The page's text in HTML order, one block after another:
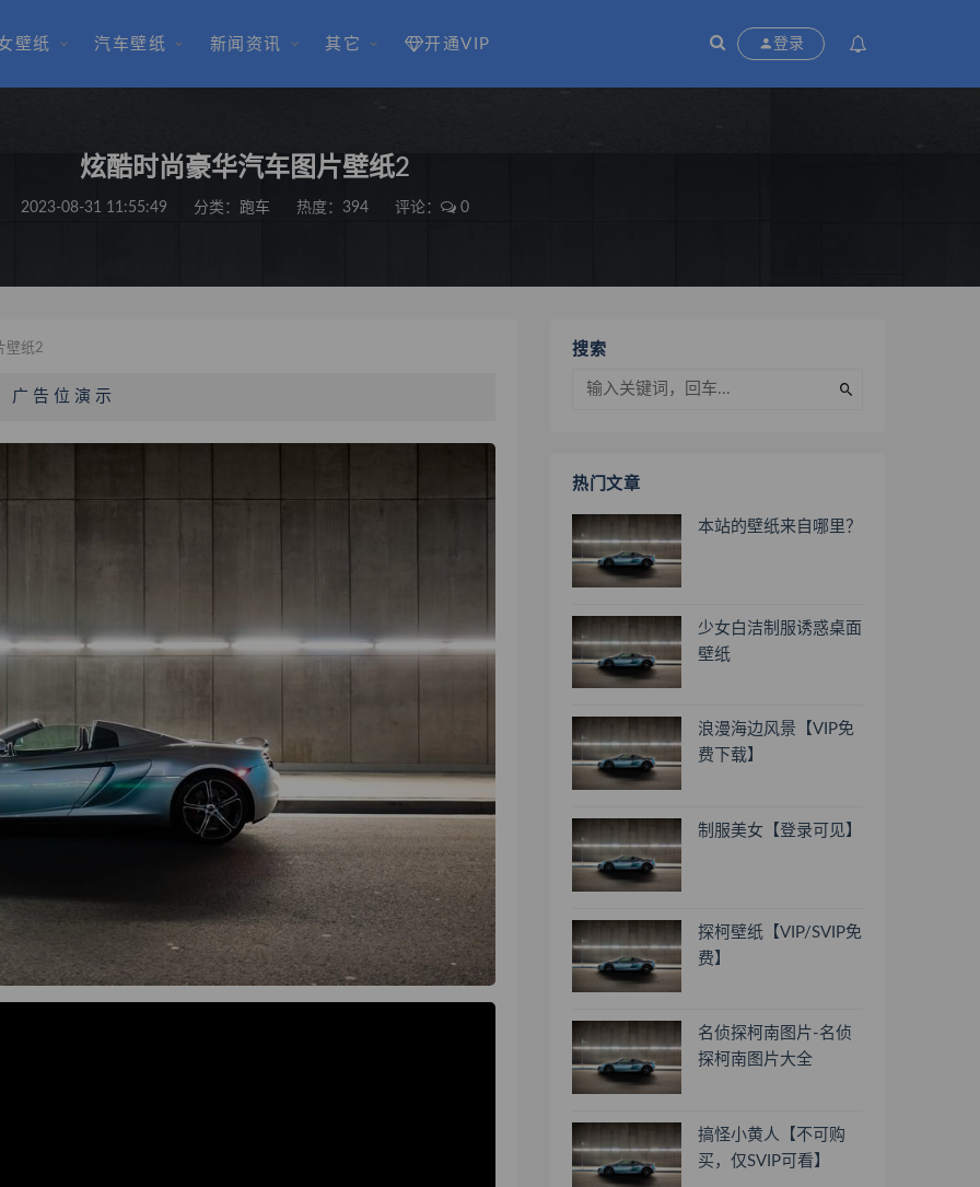
壁纸 汽车壁纸 新闻资讯 其它 开通VIP 登录
炫酷时尚豪华汽车图片壁纸2
2023-08-31 11:55:49 分类： 跑车 热度：394 评论： 0
壁纸2
广 告 位 演 示
搜索
热门文章
本站的壁纸来自哪里？
少女白洁制服诱惑桌面
壁纸
浪漫海边风景【VIP免
费下载】
制服美女【登录可见】
探柯壁纸【VIP/SVIP免
费】
名侦探柯南图片-名侦
探柯南图片大全
搞怪小黄人【不可购
买，仅SVIP可看】